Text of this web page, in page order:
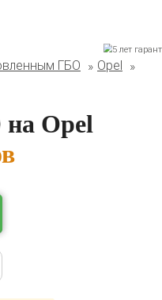
Volkswagen
ГБО
Opel
Opel